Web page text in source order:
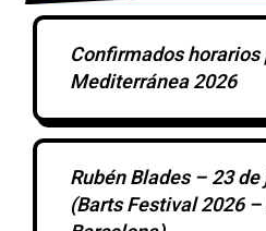
Confirmados horarios
Mediterránea 2026
Rubén Blades – 23
(Barts Festival 2026